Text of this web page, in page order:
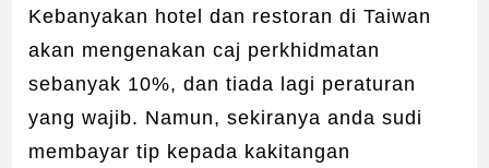
Kebanyakan hotel dan restoran di Taiwan
akan mengenakan caj perkhidmatan
sebanyak 10%, dan tiada lagi peraturan
yang wajib. Namun, sekiranya anda sudi
membayar tip kepada kakitangan